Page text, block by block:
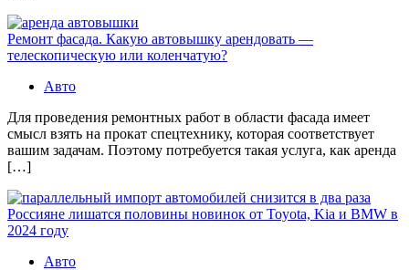
Ремонт фасада. Какую автовышку арендовать —
телескопическую или коленчатую?
Авто
Для проведения ремонтных работ в области фасада имеет
смысл взять на прокат спецтехнику, которая соответствует
вашим задачам. Поэтому потребуется такая услуга, как аренда
[…]
Россияне лишатся половины новинок от Toyota, Kia и BMW в
2024 году
Авто